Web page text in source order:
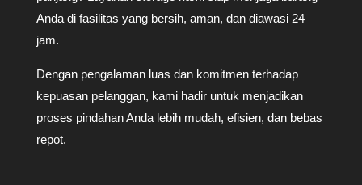
Anda di fasilitas yang bersih, aman, dan diawasi 24
jam.
Dengan pengalaman luas dan komitmen terhadap
kepuasan pelanggan, kami hadir untuk menjadikan
proses pindahan Anda lebih mudah, efisien, dan bebas
repot.